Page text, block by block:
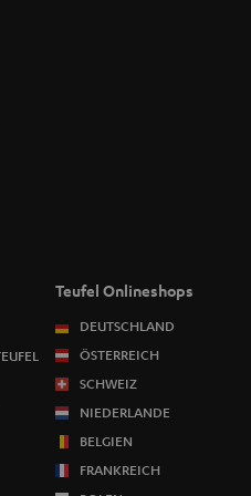
Teufel Onlineshops
DEUTSCHLAND
ÖSTERREICH
SCHWEIZ
NIEDERLANDE
BELGIEN
FRANKREICH